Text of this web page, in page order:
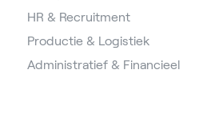
HR & Recruitment
Productie & Logistiek
Administratief & Financieel